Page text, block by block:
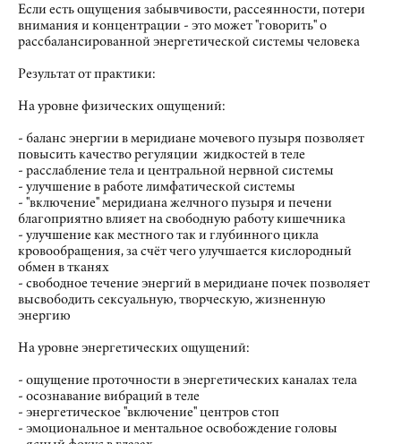
Если есть ощущения забывчивости, рассеянности, потери
внимания и концентрации - это может "говорить" о
рассбалансированной энергетической системы человека
Результат от практики:
На уровне физических ощущений:
- баланс энергии в меридиане мочевого пузыря позволяет
повысить качество регуляции жидкостей в теле
- расслабление тела и центральной нервной системы
- улучшение в работе лимфатической системы
- "включение" меридиана желчного пузыря и печени
благоприятно влияет на свободную работу кишечника
- улучшение как местного так и глубинного цикла
кровообращения, за счёт чего улучшается кислородный
обмен в тканях
- свободное течение энергий в меридиане почек позволяет
высвободить сексуальную, творческую, жизненную
энергию
На уровне энергетических ощущений:
- ощущение проточности в энергетических каналах тела
- осознавание вибраций в теле
- энергетическое "включение" центров стоп
- эмоциональное и ментальное освобождение головы